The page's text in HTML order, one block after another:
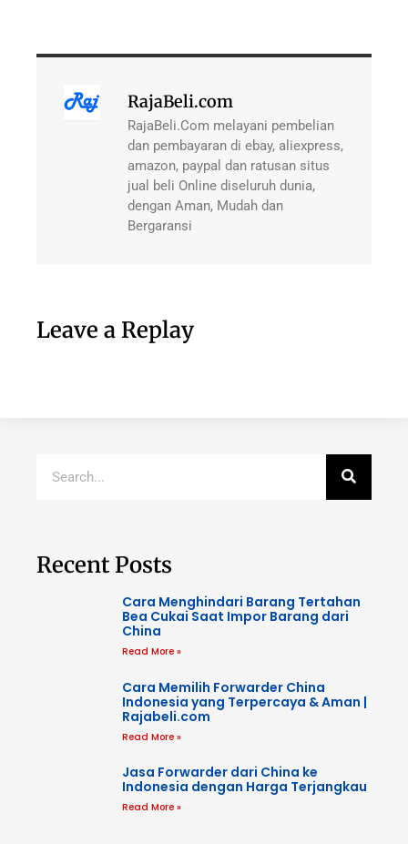
RajaBeli.com
RajaBeli.Com melayani pembelian
dan pembayaran di ebay, aliexpress,
amazon, paypal dan ratusan situs
jual beli Online diseluruh dunia,
dengan Aman, Mudah dan
Bergaransi
Leave a Replay
Recent Posts
Cara Menghindari Barang Tertahan
Bea Cukai Saat Impor Barang dari
China
Read More »
Cara Memilih Forwarder China
Indonesia yang Terpercaya & Aman |
Rajabeli.com
Read More »
Jasa Forwarder dari China ke
Indonesia dengan Harga Terjangkau
Read More »